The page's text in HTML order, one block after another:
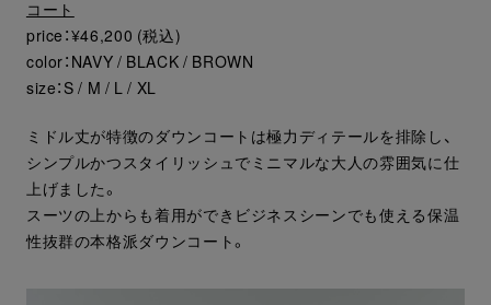
コート
price：¥46,200 (税込)
color：NAVY / BLACK / BROWN
size：S / M / L / XL
ミドル丈が特徴のダウンコートは極力ディテールを排除し、
シンプルかつスタイリッシュでミニマルな大人の雰囲気に仕
上げました。
スーツの上からも着用ができビジネスシーンでも使える保温
性抜群の本格派ダウンコート。